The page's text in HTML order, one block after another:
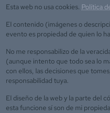
Esta web no usa cookies. Política
El contenido (imágenes o
evento es propiedad de quien lo
No me responsabilizo de la
(aunque intento que todo sea lo
con ellos, las decisiones que
responsabilidad tuya.
El diseño de la web y la parte del
esta funcione sí son de mi